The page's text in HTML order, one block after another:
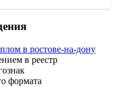
в ростове-на-дону
в реестр
формата